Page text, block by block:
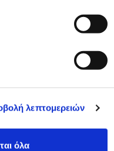
λεπτομερειών
όλα
καλέσετε ή να
άμεσα.